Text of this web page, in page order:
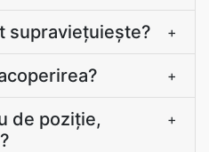
supravieţuieşte? +
+
de poziție,
+